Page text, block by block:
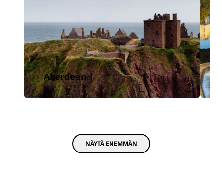
Aberdeen
NÄYTÄ ENEMMÄN